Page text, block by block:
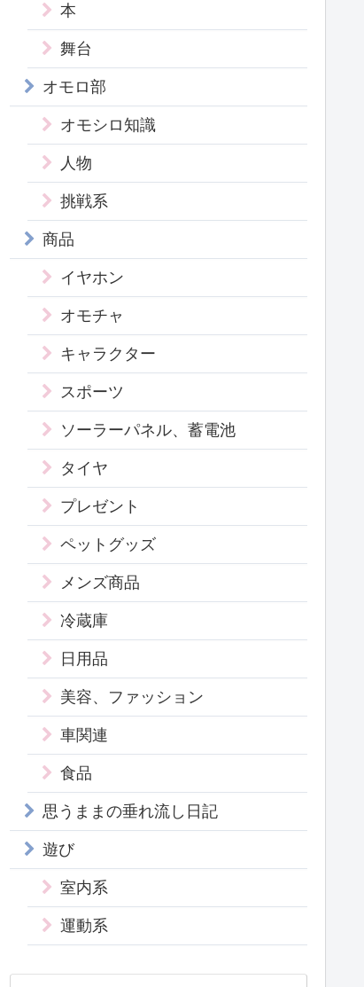
本
舞台
オモロ部
オモシロ知識
人物
挑戦系
商品
イヤホン
オモチャ
キャラクター
スポーツ
ソーラーパネル、蓄電池
タイヤ
プレゼント
ペットグッズ
メンズ商品
冷蔵庫
日用品
美容、ファッション
車関連
食品
思うままの垂れ流し日記
遊び
室内系
運動系